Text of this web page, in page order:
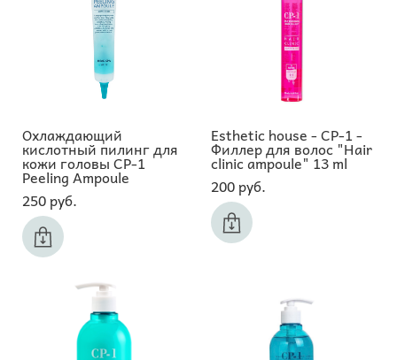
Охлаждающий
кислотный пилинг для
кожи головы CP-1
Peeling Ampoule
250 pуб.
Esthetic house - CP-1 -
Филлер для волос "Hair
clinic ampoule" 13 ml
200 pуб.